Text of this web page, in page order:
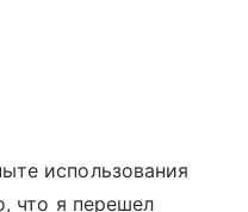
использования
что я перешел